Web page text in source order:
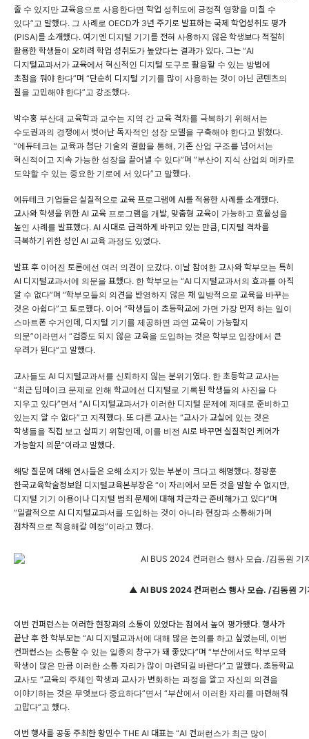
줄 수 있지만 교육용으로 사용한다면 학업 성취도에 긍정적 영향을 미칠 수
있다”고 말했다. 그 사례로 OECD가 3년 주기로 발표하는 국제 학업성취도 평가
(PISA)를 소개했다. 여기엔 디지털 기기를 전혀 사용하지 않은 학생보다 적절히
활용한 학생들이 오히려 학업 성취도가 높았다는 결과가 있다. 그는 “AI
디지털교과서가 교육에서 혁신적인 디지털 도구로 활용할 수 있는 방법에
초점을 둬야 한다”며 “단순히 디지털 기기를 많이 사용하는 것이 아닌 콘텐츠의
질을 고민해야 한다”고 강조했다.
박수홍 부산대 교육학과 교수는 지역 간 교육 격차를 극복하기 위해서는
수도권과의 경쟁에서 벗어난 독자적인 성장 모델을 구축해야 한다고 밝혔다.
“에듀테크는 교육과 첨단 기술의 결합을 통해, 기존 산업 구조를 넘어서는
혁신적이고 지속 가능한 성장을 끌어낼 수 있다”며 “부산이 지식 산업의 메카로
도약할 수 있는 중요한 기로에 서 있다”고 말했다.
에듀테크 기업들은 실질적으로 교육 프로그램에 AI를 적용한 사례를 소개했다.
교사와 학생을 위한 AI 교육 프로그램을 개발, 맞춤형 교육이 가능하고 효율성을
높인 사례를 발표했다. AI 시대로 급격하게 바뀌고 있는 만큼, 디지털 격차를
극복하기 위한 성인 AI 교육 과정도 있었다.
발표 후 이어진 토론에선 여러 의견이 오갔다. 이날 참여한 교사와 학부모는 특히
AI 디지털교과서에 의문을 표했다. 한 학부모는 “AI 디지털교과서의 효과를 아직
알 수 없다”며 “학부모들의 의견을 반영하지 않은 채 일방적으로 교육을 바꾸는
것은 아쉽다”고 토로했다. 이어 “학생들이 초등학교에 가면 가장 먼저 하는 일이
스마트폰 수거인데, 디지털 기기를 제공하면 과연 교육이 가능할지
의문”이라면서 “검증도 되지 않은 교육을 도입하는 것은 학부모 입장에서 큰
우려가 된다”고 말했다.
교사들도 AI 디지털교과서를 신뢰하지 않는 분위기였다. 한 초등학교 교사는
“최근 딥페이크 문제로 인해 학교에선 디지털로 기록된 학생들의 사진을 다
지우고 있다”면서 “AI 디지털교과서가 이러한 디지털 문제에 제대로 준비하고
있는지 알 수 없다”고 지적했다. 또 다른 교사는 “교사가 교실에 있는 것은
학생들을 직접 보고 살피기 위함인데, 이를 비전 AI로 바꾸면 실질적인 케어가
가능할지 의문”이라고 말했다.
해당 질문에 대해 연사들은 오해 소지가 있는 부분이 크다고 해명했다. 정광훈
한국교육학술정보원 디지털교육본부장은 “이 자리에서 모든 것을 말할 수 없지만,
디지털 기기 이용이나 디지털 범죄 문제에 대해 차근차근 준비해가고 있다”며
“일괄적으로 AI 디지털교과서를 도입하는 것이 아니라 현장과 소통해가며
점차적으로 적용해갈 예정”이라고 했다.
▲ AI BUS 2024 컨퍼런스 행사 모습. /김동원 기
이번 컨퍼런스는 이러한 현장과의 소통이 있었다는 점에서 높이 평가됐다. 행사가
끝난 후 한 학부모는 “AI 디지털교과서에 대해 많은 논의를 하고 싶었는데, 이번
컨퍼런스는 소통할 수 있는 일종의 창구가 돼 좋았다”며 “부산에서도 학부모와
학생이 많은 만큼 이러한 소통 자리가 많이 마련되길 바란다”고 말했다. 초등학교
교사도 “교육의 주체인 학생과 교사가 변화하는 과정을 알고 자신의 의견을
이야기하는 것은 무엇보다 중요하다”면서 “부산에서 이러한 자리를 마련해줘
고맙다”고 했다.
이번 행사를 공동 주최한 황민수 THE AI 대표는 “AI 컨퍼런스가 최근 많이